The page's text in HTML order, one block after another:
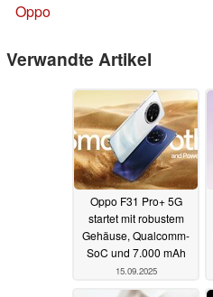
Oppo
Verwandte Artikel
Oppo F31 Pro+ 5G
startet mit robustem
Gehäuse, Qualcomm-
SoC und 7.000 mAh
15.09.2025